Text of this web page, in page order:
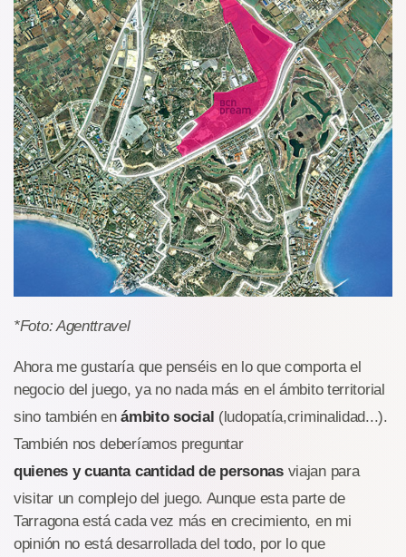
*Foto: Agenttravel
Ahora me gustaría que penséis en lo que comporta el
negocio del juego, ya no nada más en el ámbito territorial
sino también enámbito social (ludopatía,criminalidad...).
También nos deberíamos preguntar
quienes y cuanta cantidad de personasviajan para
visitar un complejo del juego. Aunque esta parte de
Tarragona está cada vez más en crecimiento, en mi
opinión no está desarrollada del todo, por lo que